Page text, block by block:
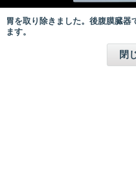
胃を取り除きました。後腹膜臓器
ます。
閉